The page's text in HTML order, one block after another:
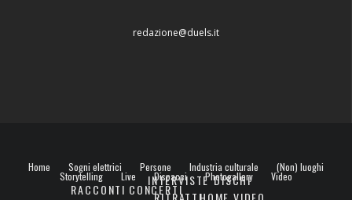
redazione@duels.it
Home Sogni elettrici Persone
INTERVISTE
Industria culturale
DISCHI
(Non) luoghi
Storytelling
RACCONTI
Live
CONCERTI
Dispacci Photogallery Video